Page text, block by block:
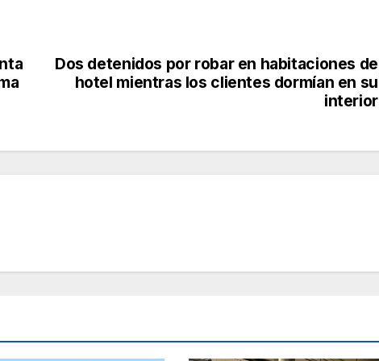
Dos detenidos por robar en habitaciones de
hotel mientras los clientes dormían en su
interior